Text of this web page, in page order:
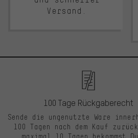
Versand.
100 Tage Rückgaberecht
Sende die ungenutzte Ware
100 Tagen nach dem Kauf